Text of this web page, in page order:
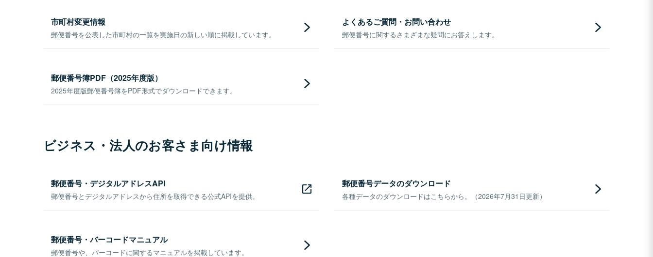
市町村変更情報
郵便番号を公表した市町村の一覧を実施日の新しい順に掲載しています。
よくあるご質問・お問い合わせ
郵便番号に関するさまざまな疑問にお答えします。
郵便番号簿PDF（2025年度版）
2025年度版郵便番号簿をPDF形式でダウンロードできます。
ビジネス・法人のお客さま向け情報
郵便番号・デジタルアドレスAPI
郵便番号とデジタルアドレスから住所を取得できる公式APIを提供。
郵便番号データのダウンロード
各種データのダウンロードはこちらから。（2026年7月31日更新）
郵便番号・バーコードマニュアル
郵便番号や、バーコードに関するマニュアルを掲載しています。